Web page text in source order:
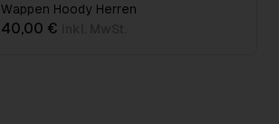
Wappen Hoody Herren
40,00 €